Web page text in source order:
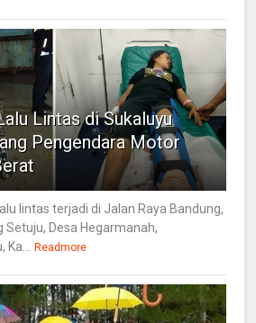
Lintas di Sukaluyu
Pengendara Motor
lintas terjadi di Jalan Raya Bandung,
Desa Hegarmanah,
Readmore